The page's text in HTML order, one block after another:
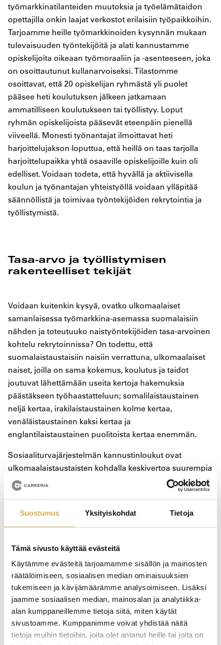
Suostumus Yksityiskohdat Tietoja
Tämä sivusto käyttää evästeitä
Käytämme evästeitä tarjoamamme sisällön ja mainosten
räätälöimiseen, sosiaalisen median ominaisuuksien
tukemiseen ja kävijämäärämme analysoimiseen. Lisäksi
jaamme sosiaalisen median, mainosalan ja analytiikka-
alan kumppaneillemme tietoja siitä, miten käytät
sivustoamme. Kumppanimme voivat yhdistää näitä
tietoja muihin tietoihin, joita olet antanut heille tai joita on
työmarkkinatilanteiden muutoksia ja työelämätaidon
opettajilla onkin laajat verkostot erilaisiin työpaikkoihin.
Tarjoamme heille työmarkkinoiden kysynnän mukaan
tulevaisuuden työntekijöitä ja alati kannustamme
opiskelijoita oikeaan työmoraaliin ja -asenteeseen, joka
on osoittautunut kullanarvoiseksi. Tilastomme
osoittavat, että 20 opiskelijan ryhmästä yli puolet
pääsee heti koulutuksen jälkeen jatkamaan
ammatilliseen koulutukseen tai työllistyy. Loput
ryhmän opiskelijoista pääsevät eteenpäin pienellä
viiveellä. Monesti työnantajat ilmoittavat heti
harjoittelujakson loputtua, että heillä on taas tarjolla
harjoittelupaikka yhtä osaaville opiskelijoille kuin oli
edelliset. Voidaan todeta, että hyvällä ja aktiivisella
koulun ja työnantajan yhteistyöllä voidaan ylläpitää
säännöllistä ja toimivaa työntekijöiden rekrytointia ja
työllistymistä.
Tasa-arvo ja työllistymisen
rakenteelliset tekijät
Voidaan kuitenkin kysyä, ovatko ulkomaalaiset
samanlaisessa työmarkkina-asemassa suomalaisiin
nähden ja toteutuuko naistyöntekijöiden tasa-arvoinen
kohtelu rekrytoinnissa? On todettu, että
suomalaistaustaisiin naisiin verrattuna, ulkomaalaiset
naiset, joilla on sama kokemus, koulutus ja taidot
joutuvat lähettämään useita kertoja hakemuksia
päästäkseen työhaastatteluun; somalilaistaustainen
neljä kertaa, irakilaistaustainen kolme kertaa,
venäläistaustainen kaksi kertaa ja
englantilaistaustainen puolitoista kertaa enemmän.
Sosiaaliturvajärjestelmän kannustinloukut ovat
ulkomaalaistaustaisten kohdalla keskivertoa suurempia
ja lisäksi kotihoidontukijärjestelmä näyttää työntävän
naisia kotiin. Kautta historian suomalainen nainen on
loistavia esimerkkejä ulkomaalaisille naisille, ja siten
ja palvelualoille huipputekijöitä. Opettajat ovat erittäin
kulttuurin tunnetuksi tulemisessa ja markkinoinnissa
maailmalla, koska jokaisen ulkomaalaisen opiskelijan
taustalla on heidän sukulaisensa ja ystävänsä.
Loppujen lopuksi me kaikki suomalaiset olemme
vastuussa ja esimerkkeinä ulkomaalaisille. Vain me itse